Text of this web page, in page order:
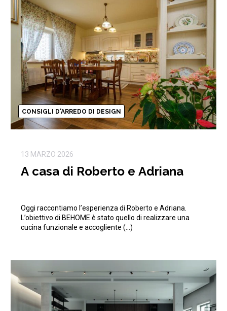
CONSIGLI D'ARREDO DI DESIGN
13 MARZO 2026
A casa di Roberto e Adriana
Oggi raccontiamo l’esperienza di Roberto e Adriana.
L’obiettivo di BEHOME è stato quello di realizzare una
cucina funzionale e accogliente (…)